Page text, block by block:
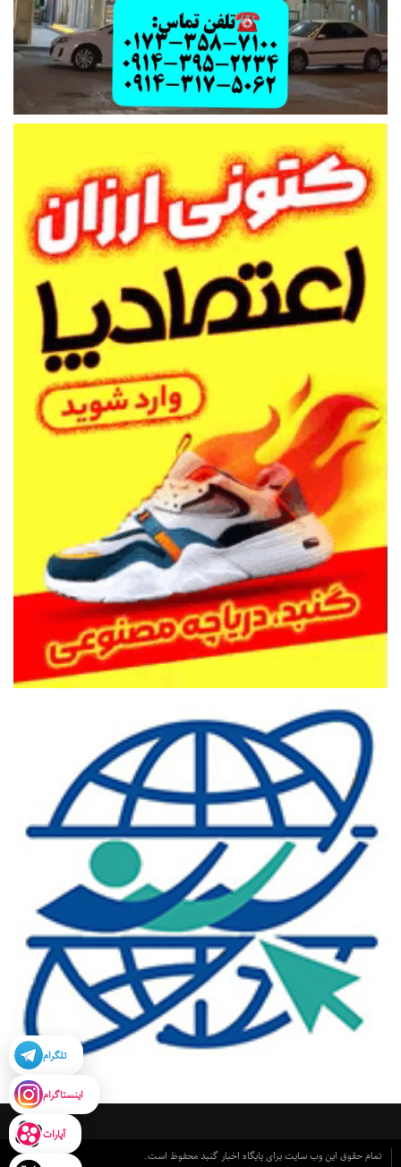
تمام حقوق این وب سایت برای پایگاه اخبار گنبد محفوظ است.
تلگرام
اینستاگرام
آپارات